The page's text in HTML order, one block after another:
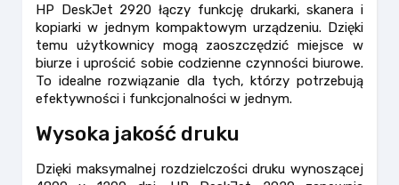
HP DeskJet 2920 łączy funkcję drukarki, skanera i
kopiarki w jednym kompaktowym urządzeniu. Dzięki
temu użytkownicy mogą zaoszczędzić miejsce w
biurze i uprościć sobie codzienne czynności biurowe.
To idealne rozwiązanie dla tych, którzy potrzebują
efektywności i funkcjonalności w jednym.
Wysoka jakość druku
Dzięki maksymalnej rozdzielczości druku wynoszącej